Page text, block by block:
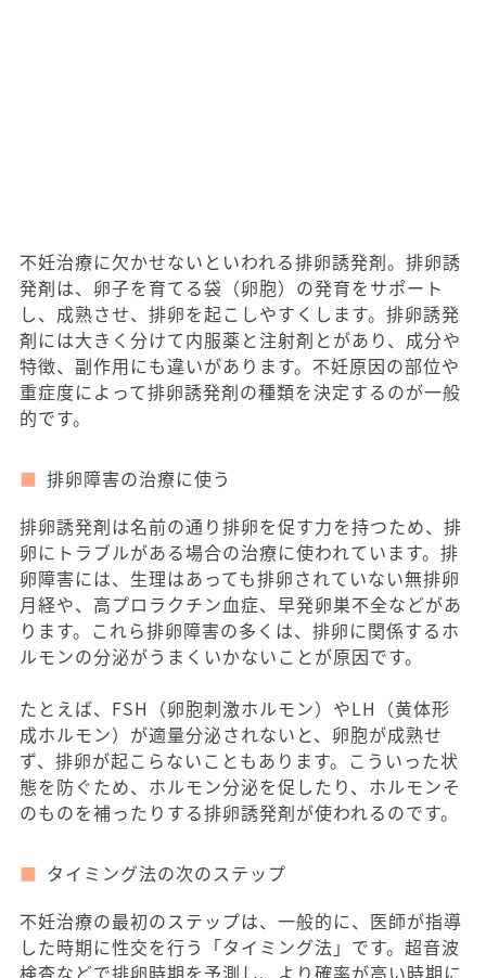
不妊治療に欠かせないといわれる排卵誘発剤。排卵誘
発剤は、卵子を育てる袋（卵胞）の発育をサポート
し、成熟させ、排卵を起こしやすくします。排卵誘発
剤には大きく分けて内服薬と注射剤とがあり、成分や
特徴、副作用にも違いがあります。不妊原因の部位や
重症度によって排卵誘発剤の種類を決定するのが一般
的です。
排卵障害の治療に使う
排卵誘発剤は名前の通り排卵を促す力を持つため、排
卵にトラブルがある場合の治療に使われています。排
卵障害には、生理はあっても排卵されていない無排卵
月経や、高プロラクチン血症、早発卵巣不全などがあ
ります。これら排卵障害の多くは、排卵に関係するホ
ルモンの分泌がうまくいかないことが原因です。
たとえば、FSH（卵胞刺激ホルモン）やLH（黄体形
成ホルモン）が適量分泌されないと、卵胞が成熟せ
ず、排卵が起こらないこともあります。こういった状
態を防ぐため、ホルモン分泌を促したり、ホルモンそ
のものを補ったりする排卵誘発剤が使われるのです。
タイミング法の次のステップ
不妊治療の最初のステップは、一般的に、医師が指導
した時期に性交を行う「タイミング法」です。超音波
検査などで排卵時期を予測し、より確率が高い時期に